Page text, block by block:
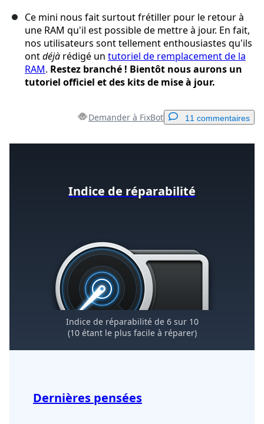
Ce mini nous fait surtout frétiller pour le retour à
une RAM qu'il est possible de mettre à jour. En fait,
nos utilisateurs sont tellement enthousiastes qu'ils
ontdéjà rédigé un tutoriel de remplacement de la
RAM. Restez branché ! Bientôt nous aurons un
tutoriel officiel et des kits de mise à jour.
Demander à FixBot 11 commentaires
Ajouter un commentaire
Dernières pensées
Indice de réparabilité
Indice de réparabilité de 6 sur 10
(10 étant le plus facile à réparer)